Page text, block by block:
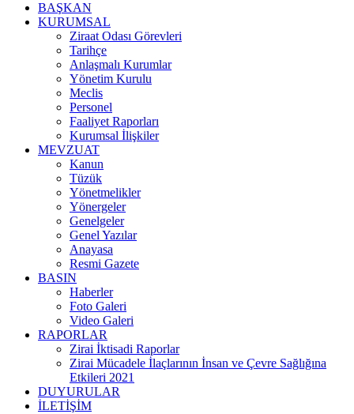
BAŞKAN
KURUMSAL
Ziraat Odası Görevleri
Tarihçe
Anlaşmalı Kurumlar
Yönetim Kurulu
Meclis
Personel
Faaliyet Raporları
Kurumsal İlişkiler
MEVZUAT
Kanun
Tüzük
Yönetmelikler
Yönergeler
Genelgeler
Genel Yazılar
Anayasa
Resmi Gazete
BASIN
Haberler
Foto Galeri
Video Galeri
RAPORLAR
Zirai İktisadi Raporlar
Zirai Mücadele İlaçlarının İnsan ve Çevre Sağlığına
Etkileri 2021
DUYURULAR
İLETİŞİM